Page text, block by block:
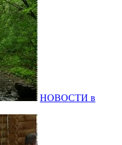
НОВОСТИ в